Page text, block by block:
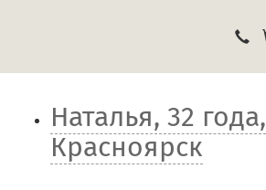
Наталья, 32 года,
Красноярск